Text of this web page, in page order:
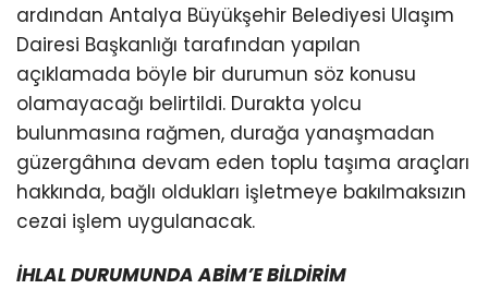
ardından Antalya Büyükşehir Belediyesi Ulaşım
Dairesi Başkanlığı tarafından yapılan
açıklamada böyle bir durumun söz konusu
olamayacağı belirtildi. Durakta yolcu
bulunmasına rağmen, durağa yanaşmadan
güzergâhına devam eden toplu taşıma araçları
hakkında, bağlı oldukları işletmeye bakılmaksızın
cezai işlem uygulanacak.
İHLAL DURUMUNDA ABİM’E BİLDİRİM